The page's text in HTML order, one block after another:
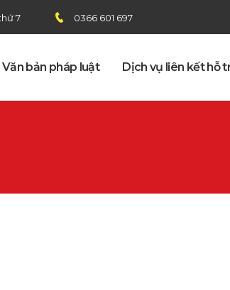
7 0366 601 697
Văn bản pháp luật Dịch vụ liên kết hỗ